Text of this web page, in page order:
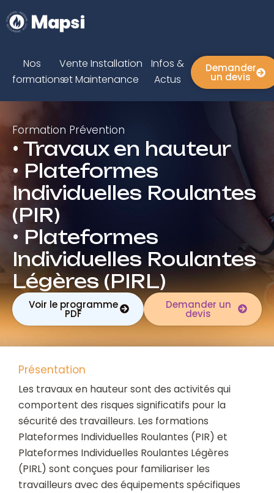
Nos
formations
Vente Installation
et Maintenance
Infos &
Actus
Demander
un devis
Formation Prévention
• Travaux en hauteur
• Plateformes
Individuelles Roulantes
(PIR)
• Plateformes
Individuelles Roulantes
Légères (PIRL)
Voir le programme
PDF
Demander un
devis
Présentation
Les travaux en hauteur sont des activités qui
comportent des risques significatifs pour la
sécurité des travailleurs. Les formations
Plateformes Individuelles Roulantes (PIR) et
Plateformes Individuelles Roulantes Légères
(PIRL) sont conçues pour familiariser les
travailleurs avec des équipements spécifiques